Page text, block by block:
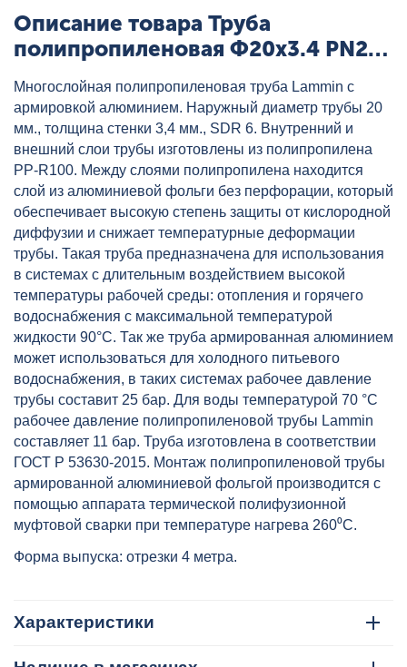
Описание товара Труба
полипропиленовая Ф20x3.4 PN25
бел. алюминий Lammin, артикул:
Lm31023034020
Многослойная полипропиленовая труба Lammin с
армировкой алюминием. Наружный диаметр трубы 20
мм., толщина стенки 3,4 мм., SDR 6. Внутренний и
внешний слои трубы изготовлены из полипропилена
PP-R100. Между слоями полипропилена находится
слой из алюминиевой фольги без перфорации, который
обеспечивает высокую степень защиты от кислородной
диффузии и снижает температурные деформации
трубы. Такая труба предназначена для использования
в системах с длительным воздействием высокой
температуры рабочей среды: отопления и горячего
водоснабжения с максимальной температурой
жидкости 90°С. Так же труба армированная алюминием
может использоваться для холодного питьевого
водоснабжения, в таких системах рабочее давление
трубы составит 25 бар. Для воды температурой 70 °C
рабочее давление полипропиленовой трубы Lammin
составляет 11 бар. Труба изготовлена в соответствии
ГОСТ Р 53630-2015. Монтаж полипропиленовой трубы
армированной алюминиевой фольгой производится с
помощью аппарата термической полифузионной
муфтовой сварки при температуре нагрева 260⁰С.
Форма выпуска: отрезки 4 метра.
Характеристики